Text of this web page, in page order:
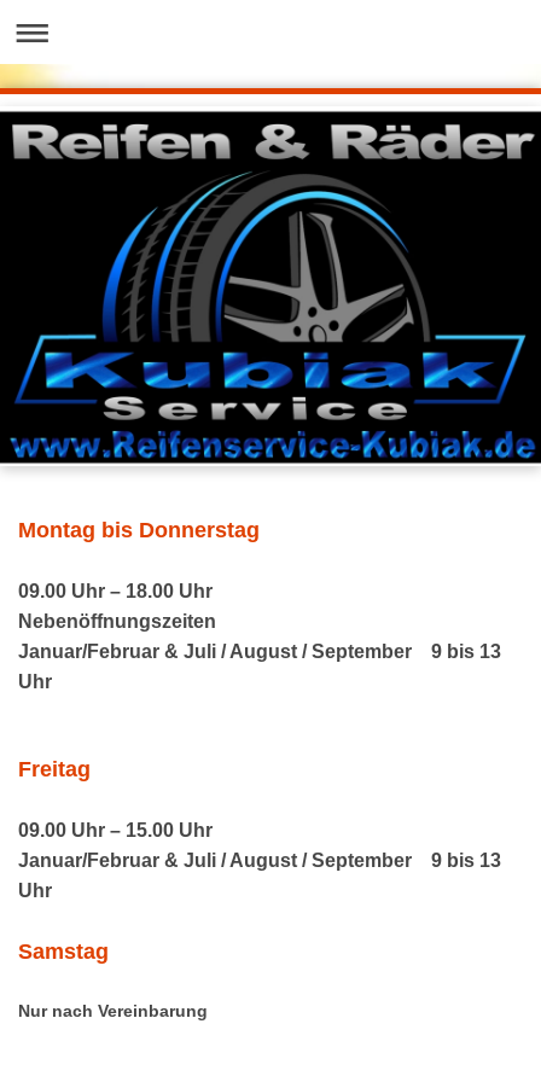
Montag bis Donnerstag
09.00 Uhr – 18.00 Uhr
Nebenöffnungszeiten
Januar/Februar & Juli / August / September 9 bis 13
Uhr
Freitag
09.00 Uhr – 15.00 Uhr
Januar/Februar & Juli / August / September 9 bis 13
Uhr
Samstag
Nur nach Vereinbarung